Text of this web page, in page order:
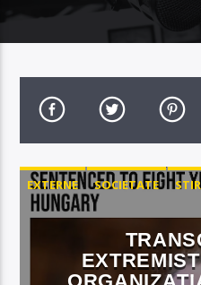
EXTERNE SOCIETATE